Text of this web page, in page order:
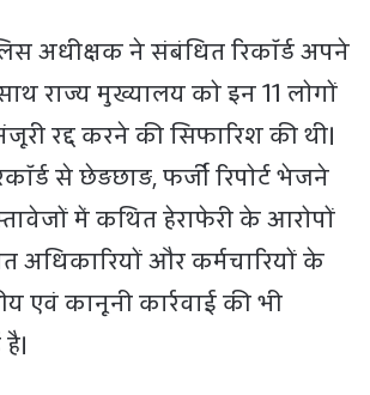
अधीक्षक ने संबंधित रिकॉर्ड अपने
राज्य मुख्यालय को इन 11 लोगों
रद्द करने की सिफारिश की थी।
से छेड़छाड़, फर्जी रिपोर्ट भेजने
में कथित हेराफेरी के आरोपों
अधिकारियों और कर्मचारियों के
एवं कानूनी कार्रवाई की भी